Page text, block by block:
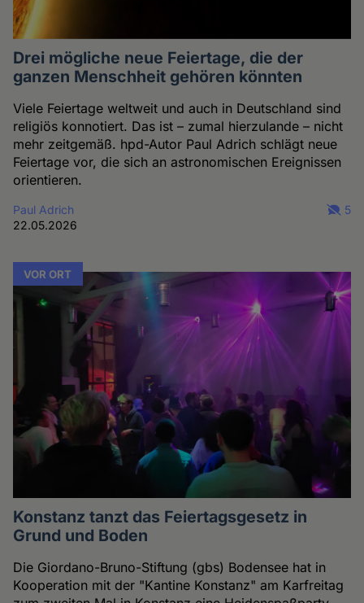
Drei mögliche neue Feiertage, die der
ganzen Menschheit gehören könnten
Viele Feiertage weltweit und auch in Deutschland sind
religiös konnotiert. Das ist – zumal hierzulande – nicht
mehr zeitgemäß. hpd-Autor Paul Adrich schlägt neue
Feiertage vor, die sich an astronomischen Ereignissen
orientieren.
Paul Adrich
22.05.2026
5
VOR ORT
Konstanz tanzt das Feiertagsgesetz in
Grund und Boden
Die Giordano-Bruno-Stiftung (gbs) Bodensee hat in
Kooperation mit der "Kantine Konstanz" am Karfreitag